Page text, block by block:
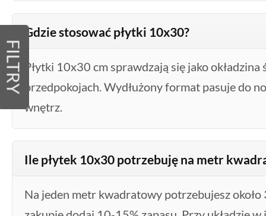
FILTRY
Gdzie stosować płytki 10x30?
Płytki 10x30 cm sprawdzają się jako
przedpokojach. Wydłużony format pasuje do
wnętrz.
Ile płytek 10x30 potrzebuję na metr
Na jeden metr kwadratowy potrzebujesz